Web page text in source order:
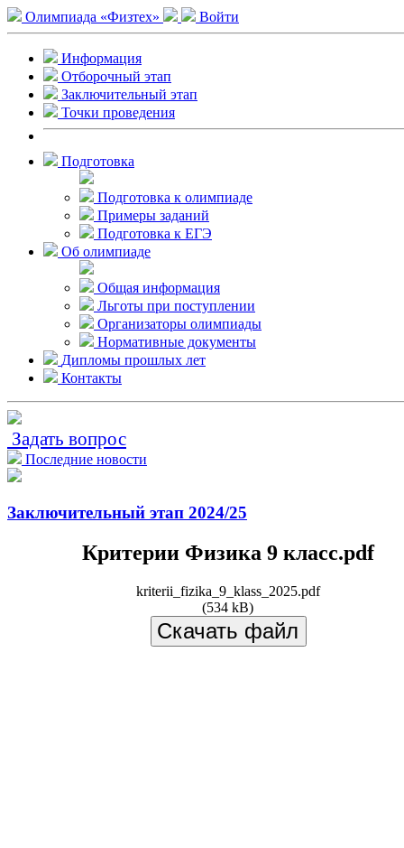
Олимпиада «Физтех» Войти
Информация
Отборочный этап
Заключительный этап
Точки проведения
Подготовка
Подготовка к олимпиаде
Примеры заданий
Подготовка к ЕГЭ
Об олимпиаде
Общая информация
Льготы при поступлении
Организаторы олимпиады
Нормативные документы
Дипломы прошлых лет
Контакты
Задать вопрос
Последние новости
Заключительный этап 2024/25
Критерии Физика 9 класс.pdf
kriterii_fizika_9_klass_2025.pdf
(534 kB)
Скачать файл